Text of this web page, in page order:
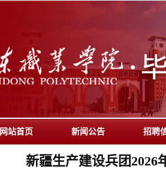
网站首页 新闻公告 招聘
新疆生产建设兵团2026